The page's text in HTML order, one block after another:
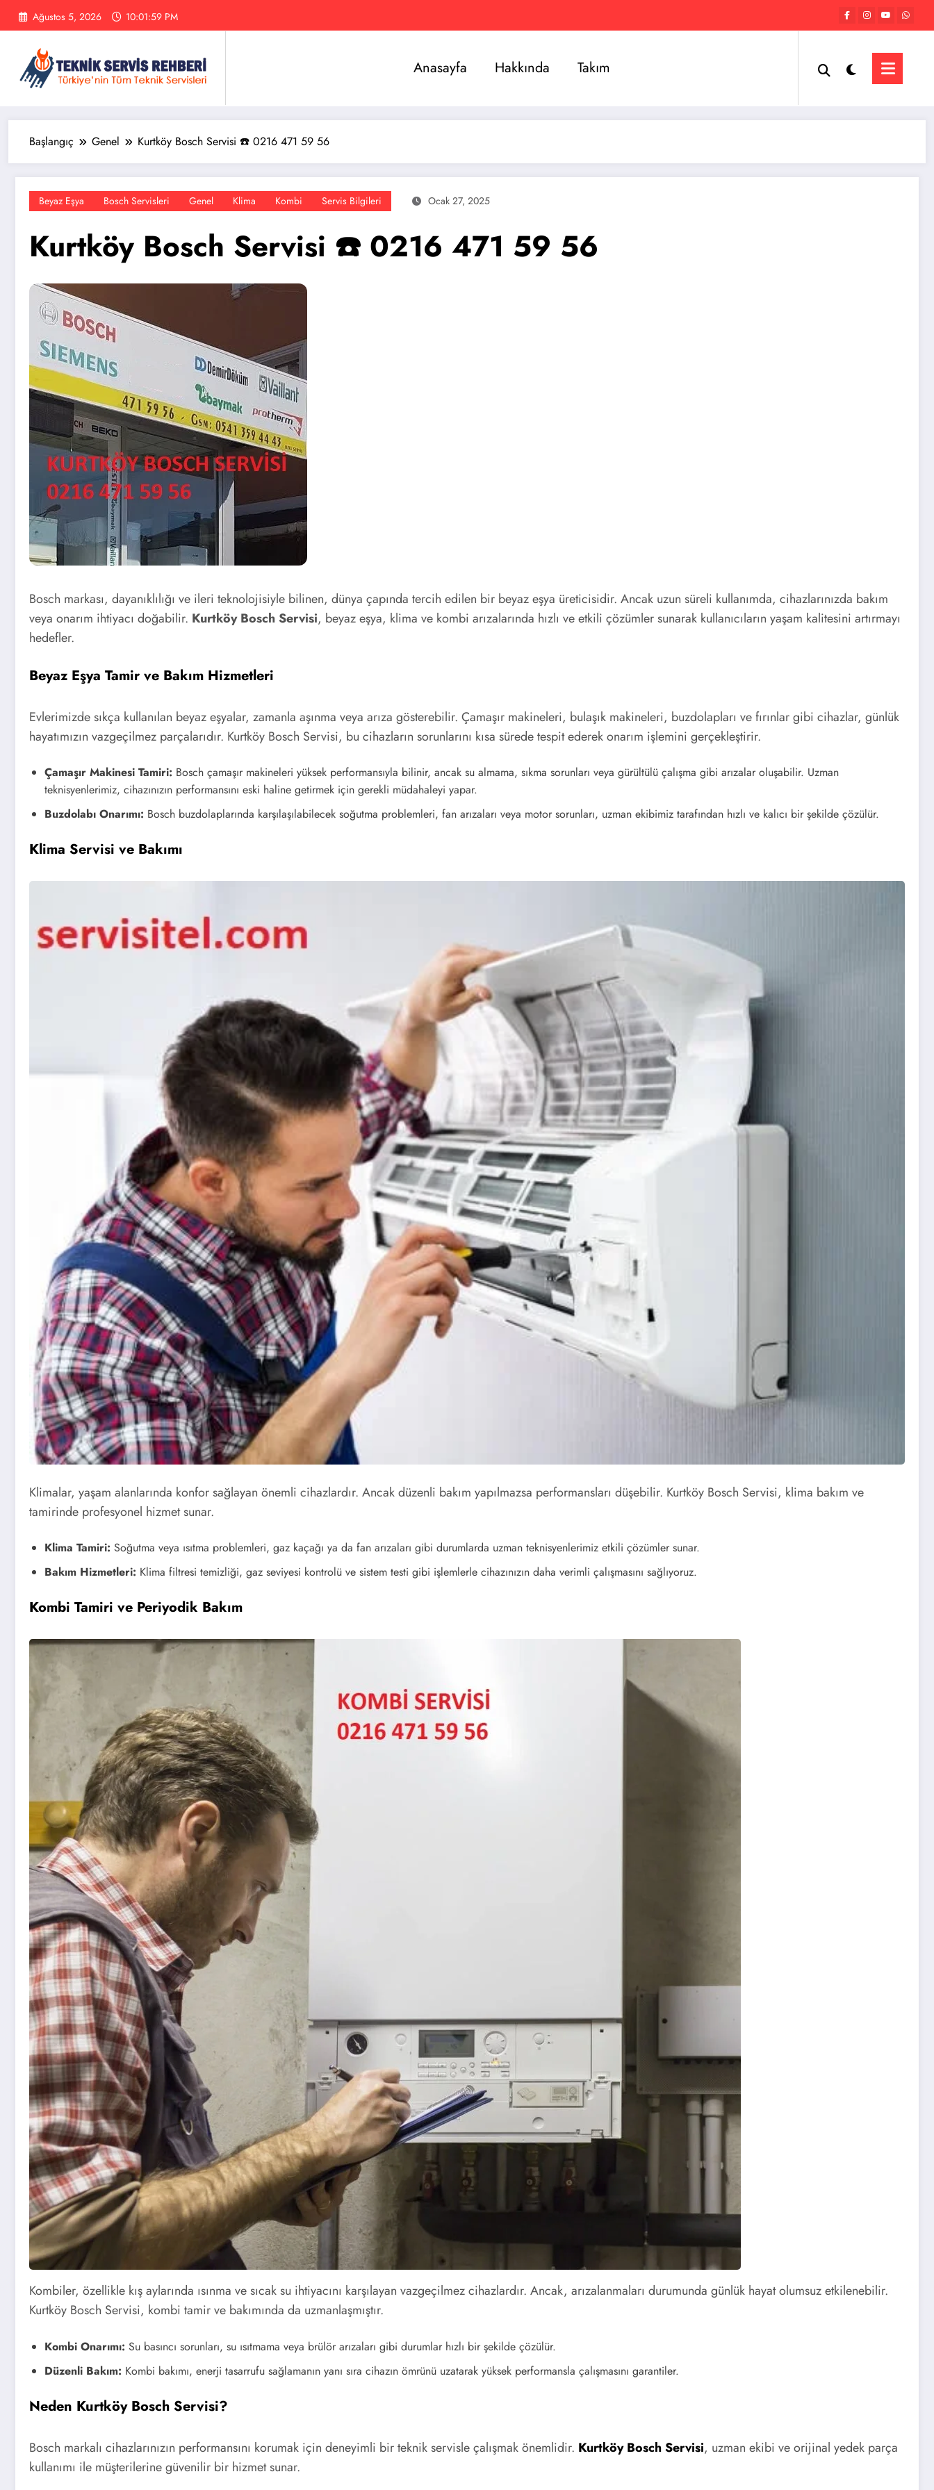
İçeriğe
Ağustos 5, 2026 10:02:01 PM
Anasayfa Hakkında Takım
Başlangıç Genel Kurtköy Bosch Servisi ☎️ 0216 471 59 56
Beyaz Eşya Bosch Servisleri Genel Klima Kombi Servis Bilgileri Ocak 27, 2025
Kurtköy Bosch Servisi ☎️ 0216 471 59 56
Bosch markası, dayanıklılığı ve ileri teknolojisiyle bilinen, dünya çapında tercih edilen bir beyaz eşya üreticisidir. Ancak uzun süreli kullanımda, cihazlarınızda bakım
veya onarım ihtiyacı doğabilir. Kurtköy Bosch Servisi, beyaz eşya, klima ve kombi arızalarında hızlı ve etkili çözümler sunarak kullanıcıların yaşam kalitesini artırmayı
hedefler.
Beyaz Eşya Tamir ve Bakım Hizmetleri
Evlerimizde sıkça kullanılan beyaz eşyalar, zamanla aşınma veya arıza gösterebilir. Çamaşır makineleri, bulaşık makineleri, buzdolapları ve fırınlar gibi cihazlar, günlük
hayatımızın vazgeçilmez parçalarıdır. Kurtköy Bosch Servisi, bu cihazların sorunlarını kısa sürede tespit ederek onarım işlemini gerçekleştirir.
Çamaşır Makinesi Tamiri: Bosch çamaşır makineleri yüksek performansıyla bilinir, ancak su almama, sıkma sorunları veya gürültülü çalışma gibi arızalar oluşabilir. Uzman
teknisyenlerimiz, cihazınızın performansını eski haline getirmek için gerekli müdahaleyi yapar.
Buzdolabı Onarımı: Bosch buzdolaplarında karşılaşılabilecek soğutma problemleri, fan arızaları veya motor sorunları, uzman ekibimiz tarafından hızlı ve kalıcı bir şekilde çözülür.
Klima Servisi ve Bakımı
Klimalar, yaşam alanlarında konfor sağlayan önemli cihazlardır. Ancak düzenli bakım yapılmazsa performansları düşebilir. Kurtköy Bosch Servisi, klima bakım ve
tamirinde profesyonel hizmet sunar.
Klima Tamiri: Soğutma veya ısıtma problemleri, gaz kaçağı ya da fan arızaları gibi durumlarda uzman teknisyenlerimiz etkili çözümler sunar.
Bakım Hizmetleri: Klima filtresi temizliği, gaz seviyesi kontrolü ve sistem testi gibi işlemlerle cihazınızın daha verimli çalışmasını sağlıyoruz.
Kombi Tamiri ve Periyodik Bakım
Kombiler, özellikle kış aylarında ısınma ve sıcak su ihtiyacını karşılayan vazgeçilmez cihazlardır. Ancak, arızalanmaları durumunda günlük hayat olumsuz etkilenebilir.
Kurtköy Bosch Servisi, kombi tamir ve bakımında da uzmanlaşmıştır.
Kombi Onarımı: Su basıncı sorunları, su ısıtmama veya brülör arızaları gibi durumlar hızlı bir şekilde çözülür.
Düzenli Bakım: Kombi bakımı, enerji tasarrufu sağlamanın yanı sıra cihazın ömrünü uzatarak yüksek performansla çalışmasını garantiler.
Neden Kurtköy Bosch Servisi?
Bosch markalı cihazlarınızın performansını korumak için deneyimli bir teknik servisle çalışmak önemlidir. Kurtköy Bosch Servisi, uzman ekibi ve orijinal yedek parça
kullanımı ile müşterilerine güvenilir bir hizmet sunar.